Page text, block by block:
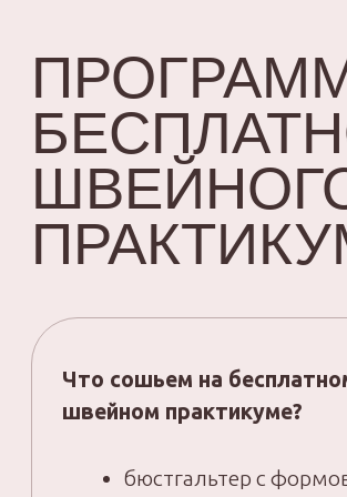
КОМУ СТОИТ
ПРИНЯТЬ
УЧАСТИЕ
03
ДЛЯ КОГО